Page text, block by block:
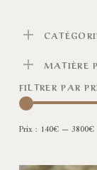
MATIÈRE
FILTRER PAR
Prix : 140€—3800€